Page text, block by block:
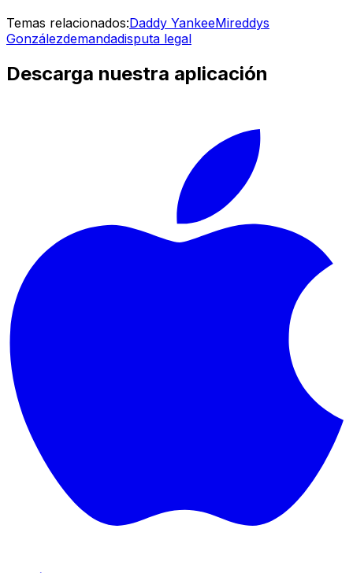
Temas relacionados:Daddy YankeeMireddys
Gonzálezdemandadisputa legal
Descarga nuestra aplicación